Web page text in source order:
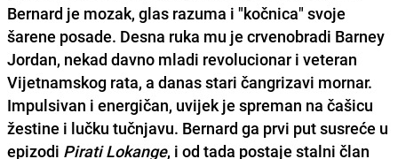
Bernard je mozak, glas razuma i "kočnica" svoje
šarene posade. Desna ruka mu je crvenobradi Barney
Jordan, nekad davno mladi revolucionar i veteran
Vijetnamskog rata, a danas stari čangrizavi mornar.
Impulsivan i energičan, uvijek je spreman na čašicu
žestine i lučku tučnjavu. Bernard ga prvi put susreće u
epizodi Pirati Lokange, i od tada postaje stalni član